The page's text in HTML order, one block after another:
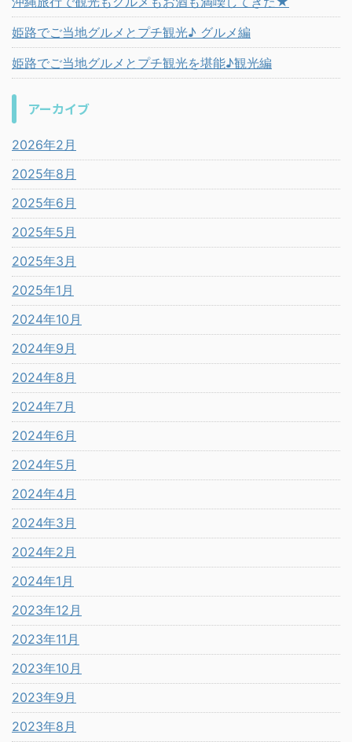
姫路でご当地グルメとプチ観光♪ グルメ編
姫路でご当地グルメとプチ観光を堪能♪観光編
アーカイブ
2026年2月
2025年8月
2025年6月
2025年5月
2025年3月
2025年1月
2024年10月
2024年9月
2024年8月
2024年7月
2024年6月
2024年5月
2024年4月
2024年3月
2024年2月
2024年1月
2023年12月
2023年11月
2023年10月
2023年9月
2023年8月